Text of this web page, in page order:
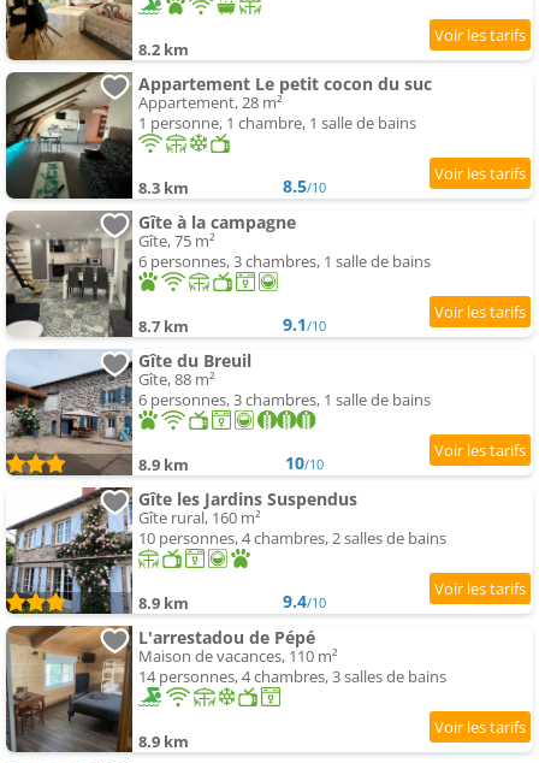
8.2 km
Appartement Le petit cocon du suc
Appartement, 28 m²
1 personne, 1 chambre, 1 salle de bains
8.3 km 8.5/10
Gîte à la campagne
Gîte, 75 m²
6 personnes, 3 chambres, 1 salle de bains
8.7 km 9.1/10
Gîte du Breuil
Gîte, 88 m²
6 personnes, 3 chambres, 1 salle de bains
8.9 km 10/10
Gîte les Jardins Suspendus
Gîte rural, 160 m²
10 personnes, 4 chambres, 2 salles de bains
8.9 km 9.4/10
L'arrestadou de Pépé
Maison de vacances, 110 m²
14 personnes, 4 chambres, 3 salles de bains
8.9 km